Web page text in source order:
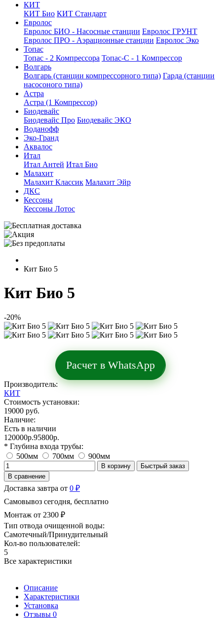
КИТ
КИТ Био КИТ Стандарт
Евролос
Евролос БИО - Насосные станции Евролос ГРУНТ
Евролос ПРО - Аэрационные станции Евролос Эко
Топас
Топас - 2 Компрессора Топас-С - 1 Компрессор
Волгарь
Волгарь (станции компрессорного типа) Гарда (станции
насосоного типа)
Астра
Астра (1 Компрессор)
Биодевайс
Биодевайс Про Биодевайс ЭКО
Воданофф
Эко-Гранд
Аквалос
Итал
Итал Антей Итал Био
Малахит
Малахит Классик Малахит Эйр
ДКС
Кессоны
Кессоны Лотос
Кит Био 5
Кит Био 5
-20%
Расчет в WhatsApp
Производитель:
КИТ
Стоимость установки:
19000 руб.
Наличие:
Есть в наличии
120000р.95800р.
* Глубина входа трубы:
500мм
700мм 900мм
В корзину
Быстрый заказ
В сравнение
Доставка завтра от 0 ₽
Самовывоз сегодня, бесплатно
Монтаж от 2300 ₽
Тип отвода очищенной воды:
Самотечный/Принудительный
Кол-во пользователей:
5
Все характеристики
Описание
Характеристики
Установка
Отзывы 0